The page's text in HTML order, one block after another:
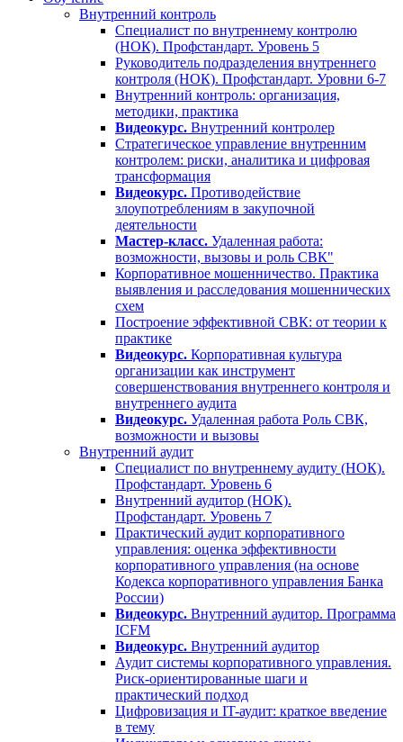
Внутренний контроль
Специалист по внутреннему контролю
(НОК). Профстандарт. Уровень 5
Руководитель подразделения внутреннего
контроля (НОК). Профстандарт. Уровни 6-7
Внутренний контроль: организация,
методики, практика
Видеокурс. Внутренний контролер
Стратегическое управление внутренним
контролем: риски, аналитика и цифровая
трансформация
Видеокурс. Противодействие
злоупотреблениям в закупочной
деятельности
Мастер-класс. Удаленная работа:
возможности, вызовы и роль СВК"
Корпоративное мошенничество. Практика
выявления и расследования мошеннических
схем
Построение эффективной СВК: от теории к
практике
Видеокурс. Корпоративная культура
организации как инструмент
совершенствования внутреннего контроля и
внутреннего аудита
Видеокурс. Удаленная работа Роль СВК,
возможности и вызовы
Внутренний аудит
Специалист по внутреннему аудиту (НОК).
Профстандарт. Уровень 6
Внутренний аудитор (НОК).
Профстандарт. Уровень 7
Практический аудит корпоративного
управления: оценка эффективности
корпоративного управления (на основе
Кодекса корпоративного управления Банка
России)
Видеокурс. Внутренний аудитор. Программа
ICFM
Видеокурс. Внутренний аудитор
Аудит системы корпоративного управления.
Риск-ориентированные шаги и
практический подход
Цифровизация и IT-аудит: краткое введение
в тему